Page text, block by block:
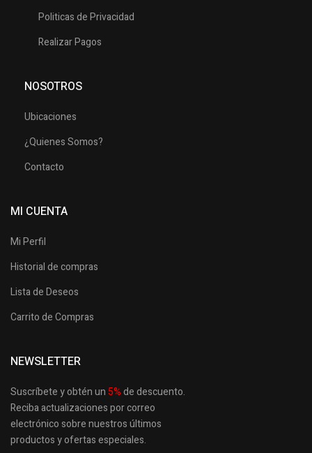
Politicas de Privacidad
Realizar Pagos
NOSOTROS
Ubicaciones
¿Quienes Somos?
Contacto
MI CUENTA
Mi Perfil
Historial de compras
Lista de Deseos
Carrito de Compras
NEWSLETTER
Suscríbete y obtén un 5%de descuento.
Reciba actualizaciones por correo
electrónico sobre nuestros últimos
productosy ofertas especiales.